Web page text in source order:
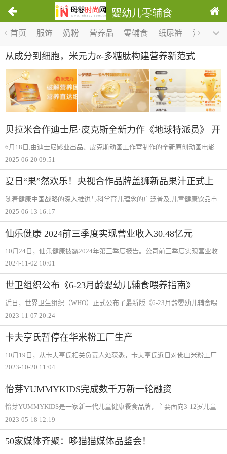
婴幼儿零辅食
首页 服饰 奶粉 营养品 零辅食 纸尿裤 洗护 1/0
从成分到细胞，米元力α-多糖肽构建营养新范式
贝拉米合作迪士尼·皮克斯全新力作《地球特派员》 开
启敏宝「有机成长」宇宙冒险
6月18日,由迪士尼影业出品、皮克斯动画工作室制作的全新原创动画电影
《地球特派员》中国首映礼在上海迪士尼度假区华特迪士尼大剧院举行。
主题曲暨
2025-06-20 09:51
夏日“果”然欢乐！央视合作品牌盖狮新品果汁正式上
市
随着健康中国战略的深入推进与科学育儿理念的广泛普及,儿童健康饮品市
场迎来品质升级新需求。2025年6月,盖狮作为深受亿万家庭信赖的“CCTV-
2025-06-13 16:17
仙乐健康 2024前三季度实现营业收入30.48亿元
10月24日，仙乐健康披露2024年第三季度报告。公司前三季度实现营业收
入30.48亿元，同比增长21.80%；净利润2.4亿元，同比增长29.52%。其
元，同比增长1.63%。
2024-11-02 10:01
世卫组织公布《6-23月龄婴幼儿辅食喂养指南》
近日，世界卫生组织（WHO）正式公布了最新版《6-23月龄婴幼儿辅食喂
养指南》。据了解，该指南取代了早先的《母乳喂养儿童补充喂养指导原
中等收入和
2023-11-07 20:24
卡夫亨氏暂停在华米粉工厂生产
10月19日，从卡夫亨氏相关负责人处获悉，卡夫亨氏近日对佛山米粉工厂
做出暂停生产的安排，并对在华婴幼儿辅食产品业务有所调整，后续将在
2023-10-20 11:04
怡芽YUMMYKIDS完成数千万新一轮融资
怡芽YUMMYKIDS是一家新一代儿童健康餐食品牌，主要面向3-12岁儿童
群体提供一日三餐的解决方案。团队确立了主食品类的产品研发思路，以
等系列产品。近
2023-05-18 12:19
50家媒体齐聚：哆猫猫媒体品鉴会！